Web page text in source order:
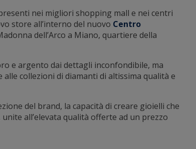
nei migliori shopping mall e nei centri
store all’interno del nuovo Centro
dell’Arco a Miano, quartiere della
e argento dai dettagli inconfondibile, ma
collezioni di diamanti di altissima qualità e
del brand, la capacità di creare gioielli che
all’elevata qualità offerte ad un prezzo